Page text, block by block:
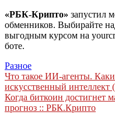
«РБК-Крипто» запустил
обменников. Выбирайте
выгодным курсом на
боте.
Разное
Навигация
по
записям
Что такое ИИ-агенты.
искусственный
Когда биткоин достигнет
прогноз :: РБК.Крипто